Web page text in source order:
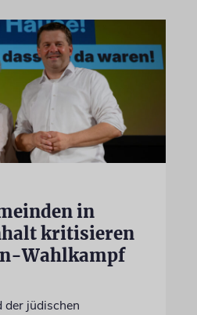
in
kritisieren
Wahlkampf
der jüdischen